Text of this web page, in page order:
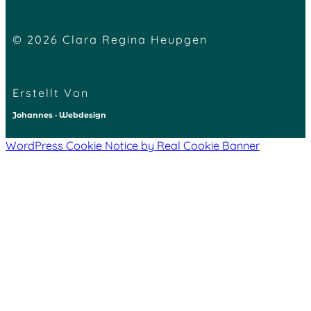
© 2026 Clara Regina Heupgen
Erstellt Von
Johannes · Webdesign
WordPress Cookie Notice by Real Cookie Banner